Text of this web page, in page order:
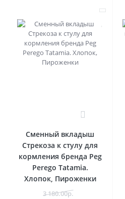
Сменный вкладыш
Стрекоза к стулу для
кормления бренда Peg
Perego Tatamia.
Хлопок, Пироженки
3 180.00р.